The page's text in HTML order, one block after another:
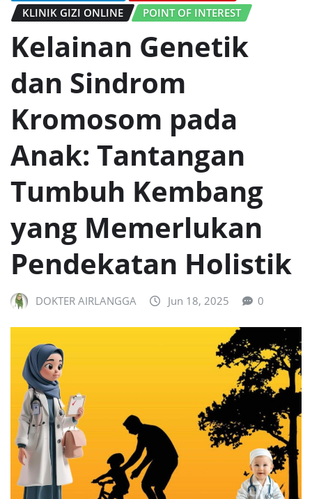
KLINIK GIZI ONLINE
POINT OF INTEREST
Kelainan Genetik
dan Sindrom
Kromosom pada
Anak: Tantangan
Tumbuh Kembang
yang Memerlukan
Pendekatan Holistik
DOKTER AIRLANGGA Jun 18, 2025 0